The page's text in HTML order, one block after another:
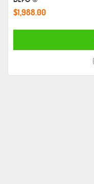
$1,988.00